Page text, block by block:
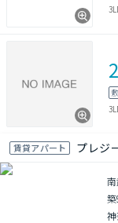
敷
賃貸アパート プレジ